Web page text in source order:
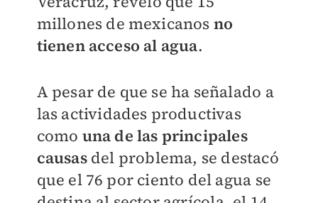
millones de mexicanos no
tienen acceso al agua.
A pesar de que se ha señalado a
las actividades productivas
como una de las principales
causas del problema, se destacó
que el 76 por ciento del agua se